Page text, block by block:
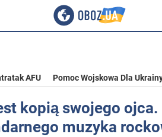
AFU Pomoc Wojskowa Dla
kopią swojego
muzyka